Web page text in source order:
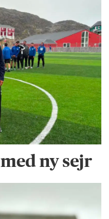
ny sejr